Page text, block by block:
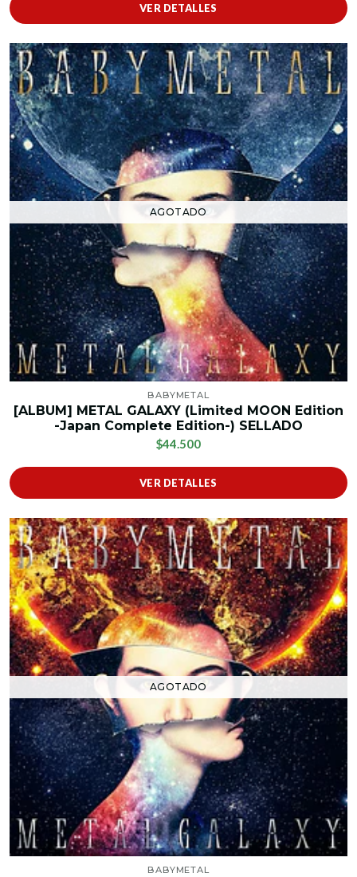
VER DETALLES
AGOTADO
BABYMETAL
[ALBUM] METAL GALAXY (Limited MOON Edition
-Japan Complete Edition-) SELLADO
$44.500
VER DETALLES
AGOTADO
BABYMETAL